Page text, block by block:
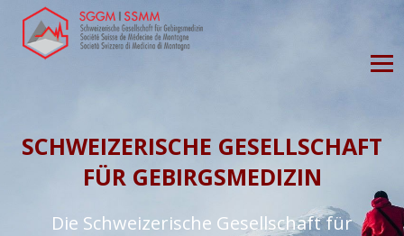
SCHWEIZERISCHE GESELLSCHAFT
FÜR GEBIRGSMEDIZIN
Die Schweizerische Gesellschaft für